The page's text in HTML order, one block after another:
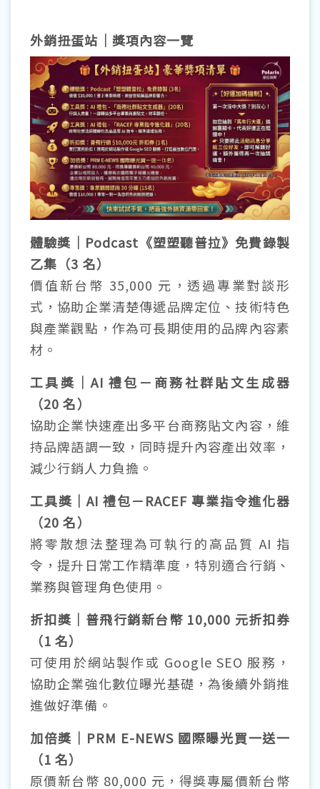
外銷扭蛋站｜獎項內容一覽
體驗獎｜Podcast《塑塑聽普拉》免費錄製
乙集（3 名）
價值新台幣 35,000 元，透過專業對談形
式，協助企業清楚傳遞品牌定位、技術特色
與產業觀點，作為可長期使用的品牌內容素
材。
工具獎｜AI 禮包－商務社群貼文生成器
（20 名）
協助企業快速產出多平台商務貼文內容，維
持品牌語調一致，同時提升內容產出效率，
減少行銷人力負擔。
工具獎｜AI 禮包－RACEF 專業指令進化器
（20 名）
將零散想法整理為可執行的高品質 AI 指
令，提升日常工作精準度，特別適合行銷、
業務與管理角色使用。
折扣獎｜普飛行銷新台幣 10,000 元折扣券
（1 名）
可使用於網站製作或 Google SEO 服務，
協助企業強化數位曝光基礎，為後續外銷推
進做好準備。
加倍獎｜PRM E-NEWS 國際曝光買一送一
（1 名）
原價新台幣 80,000 元，得獎專屬價新台幣